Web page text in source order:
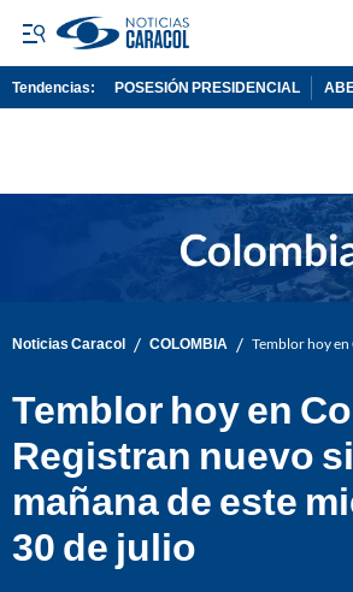
Tendencias: POSESIÓN PRESIDENCIAL
Noticias Caracol / COLOMBIA / Temblor hoy en
Temblor hoy en
Registran nuevo
mañana de este
30 de julio